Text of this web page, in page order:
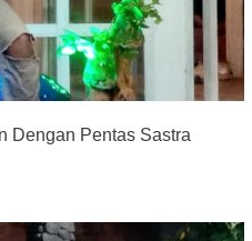
Dengan Pentas Sastra